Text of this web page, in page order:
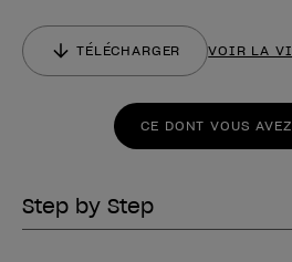
TÉLÉCHARGER VOIR LA
CE DONT VOUS
Step by Step